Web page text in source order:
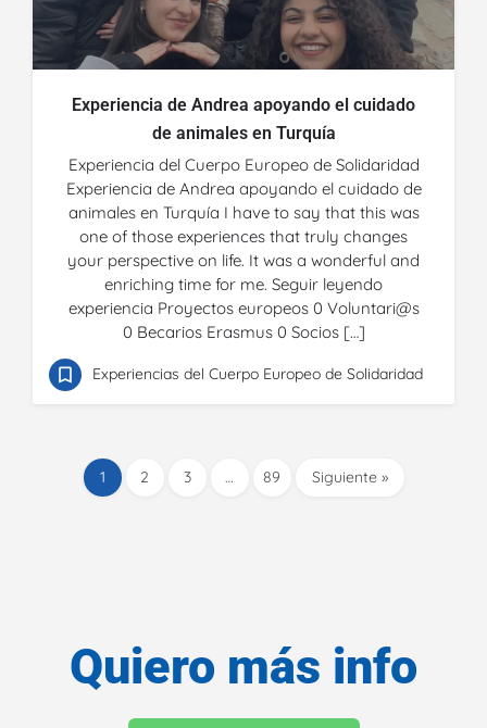
Experiencia de Andrea apoyando el cuidado
de animales en Turquía
Experiencia del Cuerpo Europeo de Solidaridad
Experiencia de Andrea apoyando el cuidado de
animales en Turquía I have to say that this was
one of those experiences that truly changes
your perspective on life. It was a wonderful and
enriching time for me. Seguir leyendo
experiencia Proyectos europeos 0 Voluntari@s
0 Becarios Erasmus 0 Socios […]
Experiencias del Cuerpo Europeo de Solidaridad
1 2 3 … 89 Siguiente »
Quiero más info